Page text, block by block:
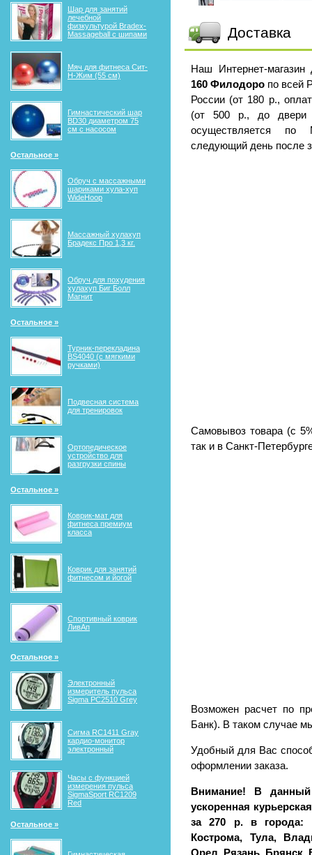
Шар для занятий
лечебной
физкультурой Bradex-
Massageball с шипами
Мяч для фитнеса Сит-
Н-Жим (55 см)
Гимнастический шар
BD30 диаметром 75
см с насосом
Остальное »
Обруч с массажными
шариками хула-хуп
WideHoop
Массажный хулахуп
Брадекс Про 1,3 кг.
Обруч для похудения
хулахуп Биг Болл
Магнит
Остальное »
Турник-перекладина
BS4040 (с мягкими
ручками)
Подвесная система
для тренировок
Ортопедическое
устройство для
разгрузки спины
Остальное »
Коврик-мат для
фитнеса премиум
класса
Коврик для занятий
фитнесом и йогой
Спортивный коврик
ЛивАп
Остальное »
Электронный
измеритель пульса
Sigma PC2510 Grey
Сигма RС1411 Gray
кардио-монитор
электронный
Часы с функцией
измерения пульса
SigmaSport RC1209
Red
Остальное »
Доставка
Наш Интернет-магазин
160 Филодоро по всей
России (от 180 р.,
(от 500 р., до двери
осуществляется по
следующий день после
Самовывоз товара (с
так и в Санкт-
Возможен расчет по
Банк). В таком случае
Удобный для Вас
оформлении заказа.
Внимание! В данный
ускоренная
за 270 р. в города:
Кострома, Тула,